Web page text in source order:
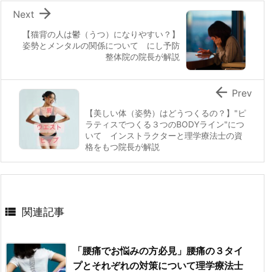
【猫背の人は鬱（うつ）になりやすい？】
姿勢とメンタルの関係について にし予防
整体院の院長が解説

Next
【美しい体（姿勢）はどうつくるの？】"ピ
ラティスでつくる３つのBODYライン"につ
いて インストラクターと理学療法士の資
格をもつ院長が解説
 Prev
 関連記事
「腰痛でお悩みの方必見」腰痛の３タイ
プとそれぞれの対策について理学療法士